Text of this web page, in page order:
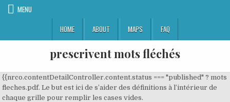
MENU
HOME
ABOUT MAPS FAQ
prescrivent mots fléchés
{{nrco.contentDetailController.content.status === "published" ? mots
fleches.pdf. Le but est ici de s’aider des définitions à l’intérieur de
chaque grille pour remplir les cases vides.